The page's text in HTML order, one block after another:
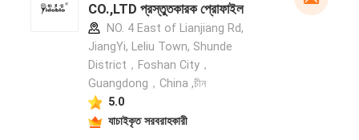
CO.,LTD প্রস্তুতকারক প্রোফাইল
NO. 4 East of Lianjiang Rd,
JiangYi, Leliu Town, Shunde
District，Foshan City，
Guangdong，China ,চীন
5.0
যাচাইকৃত সরবরাহকারী